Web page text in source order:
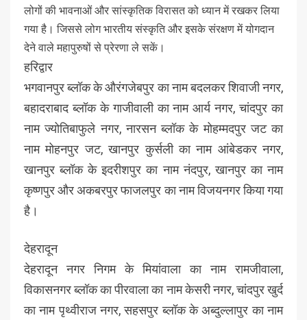
लोगों की भावनाओं और सांस्कृतिक विरासत को ध्यान में रखकर लिया
गया है। जिससे लोग भारतीय संस्कृति और इसके संरक्षण में योगदान
देने वाले महापुरुषों से प्रेरणा ले सकें।
हरिद्वार
भगवानपुर ब्लॉक के औरंगजेबपुर का नाम बदलकर शिवाजी नगर,
बहादराबाद ब्लॉक के गाजीवाली का नाम आर्य नगर, चांदपुर का
नाम ज्योतिबाफुले नगर, नारसन ब्लॉक के मोहम्मदपुर जट का
नाम मोहनपुर जट, खानपुर कुर्सली का नाम आंबेडकर नगर,
खानपुर ब्लॉक के इदरीशपुर का नाम नंदपुर, खानपुर का नाम
कृष्णपुर और अकबरपुर फाजलपुर का नाम विजयनगर किया गया
है।
देहरादून
देहरादून नगर निगम के मियांवाला का नाम रामजीवाला,
विकासनगर ब्लॉक का पीरवाला का नाम केसरी नगर, चांदपुर खुर्द
का नाम पृथ्वीराज नगर, सहसपुर ब्लॉक के अब्दुल्लापुर का नाम